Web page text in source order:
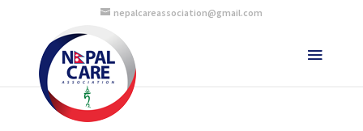
nepalcareassociation@gmail.com